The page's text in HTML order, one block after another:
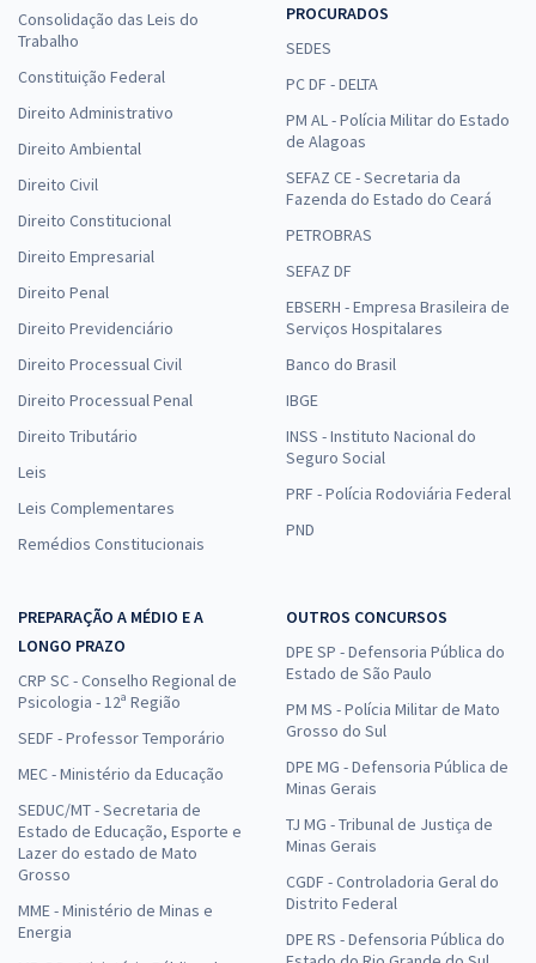
Consolidação das Leis do
Trabalho
Constituição Federal
Direito Administrativo
Direito Ambiental
Direito Civil
Direito Constitucional
Direito Empresarial
Direito Penal
Direito Previdenciário
Direito Processual Civil
Direito Processual Penal
Direito Tributário
Leis
Leis Complementares
Remédios Constitucionais
PROCURADOS
SEDES
PC DF - DELTA
PM AL - Polícia Militar do Estado
de Alagoas
SEFAZ CE - Secretaria da
Fazenda do Estado do Ceará
PETROBRAS
SEFAZ DF
EBSERH - Empresa Brasileira de
Serviços Hospitalares
Banco do Brasil
IBGE
INSS - Instituto Nacional do
Seguro Social
PRF - Polícia Rodoviária Federal
PND
PREPARAÇÃO A MÉDIO E A
LONGO PRAZO
CRP SC - Conselho Regional de
Psicologia - 12ª Região
SEDF - Professor Temporário
MEC - Ministério da Educação
SEDUC/MT - Secretaria de
Estado de Educação, Esporte e
Lazer do estado de Mato
Grosso
MME - Ministério de Minas e
Energia
OUTROS CONCURSOS
DPE SP - Defensoria Pública do
Estado de São Paulo
PM MS - Polícia Militar de Mato
Grosso do Sul
DPE MG - Defensoria Pública de
Minas Gerais
TJ MG - Tribunal de Justiça de
Minas Gerais
CGDF - Controladoria Geral do
Distrito Federal
DPE RS - Defensoria Pública do